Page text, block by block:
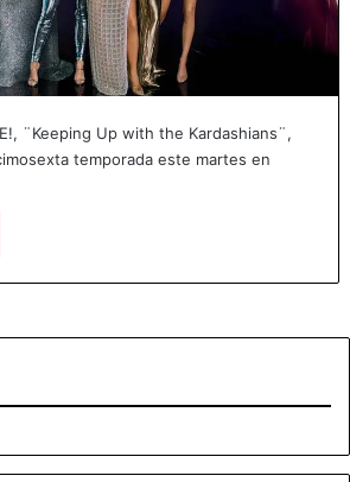
¨Keeping Up with the Kardashians¨,
temporada este martes en